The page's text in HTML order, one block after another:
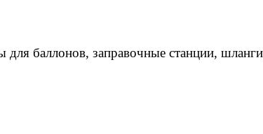
баллонов, заправочные станции,